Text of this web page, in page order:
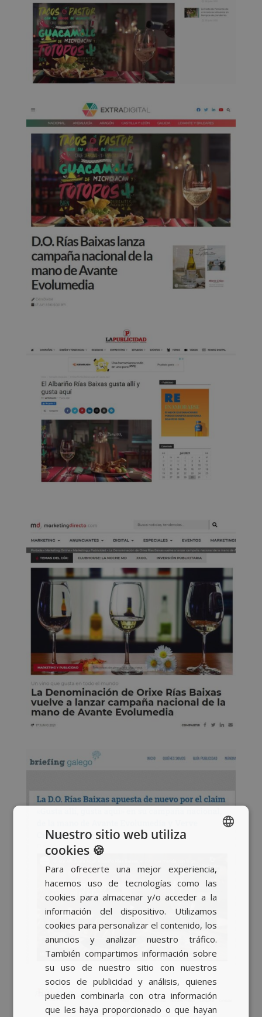
BASQUE
ENGLISH
Nuestro sitio web utiliza
cookies 🍪
Para ofrecerte una mejor experiencia,
hacemos uso de tecnologías como las
cookies para almacenar y/o acceder a la
información del dispositivo. Utilizamos
cookies para personalizar el contenido, los
anuncios y analizar nuestro tráfico.
También compartimos información sobre
su uso de nuestro sitio con nuestros
socios de publicidad y análisis, quienes
pueden combinarla con otra información
que les haya proporcionado o que hayan